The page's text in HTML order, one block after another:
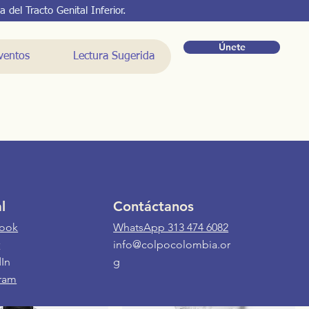
del Tracto Genital Inferior.
Lectura Sugerida
Únete
Ordenar por: Recomendados
Contáctanos
WhatsApp 313 474 6082
info@colpocolombia.or
g